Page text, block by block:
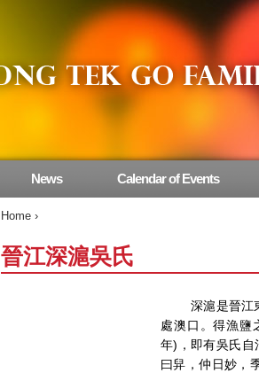
Home ›
晉江深滬吳氏
深滬是晉江東
處澳口。得漁鹽
年)，即有吳氏自
曰舁，仲日妙，
News Calendar of Events